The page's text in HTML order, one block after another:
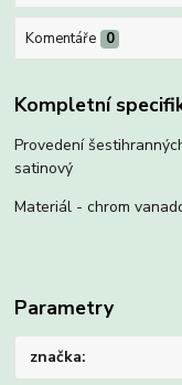
Komentáře 0
Kompletní
Provedení
satinový
Materiál - chrom
Parametry
značka